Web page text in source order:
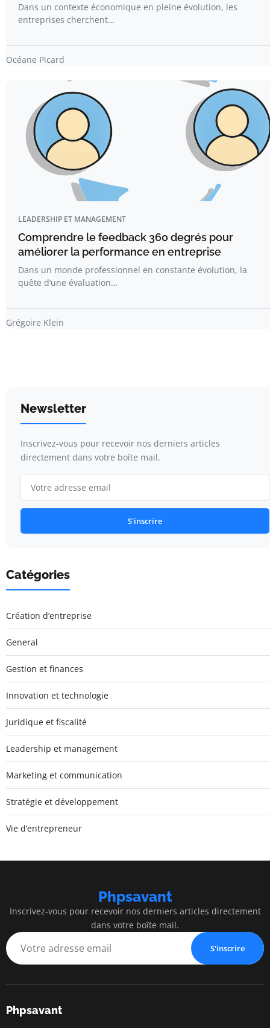
Dans un contexte économique en pleine évolution, les
entreprises cherchent…
Océane Picard
LEADERSHIP ET MANAGEMENT
Comprendre le feedback 360 degrés pour
améliorer la performance en entreprise
Dans un monde professionnel en constante évolution, la
quête d’une évaluation…
Grégoire Klein
Newsletter
Inscrivez-vous pour recevoir nos derniers articles
directement dans votre boîte mail.
S'inscrire
Catégories
Création d’entreprise
General
Gestion et finances
Innovation et technologie
Juridique et fiscalité
Leadership et management
Marketing et communication
Stratégie et développement
Vie d’entrepreneur
Phpsavant
Inscrivez-vous pour recevoir nos derniers articles directement
dans votre boîte mail.
S'inscrire
Phpsavant